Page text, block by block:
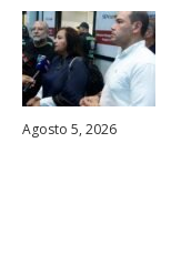
Agosto 5, 2026